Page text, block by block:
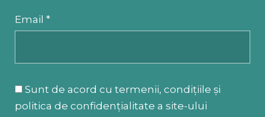
Email *
Sunt de acord cu termenii, condițiile și
politica de confidențialitate a site-ului